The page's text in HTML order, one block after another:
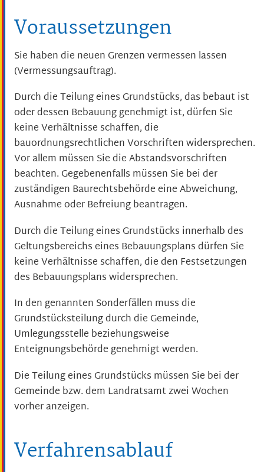
Voraussetzungen
Sie haben die neuen Grenzen vermessen lassen
(Vermessungsauftrag).
Durch die Teilung eines Grundstücks, das bebaut ist
oder dessen Bebauung genehmigt ist, dürfen Sie
keine Verhältnisse schaffen, die
bauordnungsrechtlichen Vorschriften widersprechen.
Vor allem müssen Sie die Abstandsvorschriften
beachten. Gegebenenfalls müssen Sie bei der
zuständigen Baurechtsbehörde eine Abweichung,
Ausnahme oder Befreiung beantragen.
Durch die Teilung eines Grundstücks innerhalb des
Geltungsbereichs eines Bebauungsplans dürfen Sie
keine Verhältnisse schaffen, die den Festsetzungen
des Bebauungsplans widersprechen.
In den genannten Sonderfällen muss die
Grundstücksteilung durch die Gemeinde,
Umlegungsstelle beziehungsweise
Enteignungsbehörde genehmigt werden.
Die Teilung eines Grundstücks müssen Sie bei der
Gemeinde bzw. dem Landratsamt zwei Wochen
vorher anzeigen.
Verfahrensablauf